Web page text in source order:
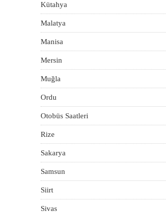
Kütahya
Malatya
Manisa
Mersin
Muğla
Ordu
Otobüs Saatleri
Rize
Sakarya
Samsun
Siirt
Sivas